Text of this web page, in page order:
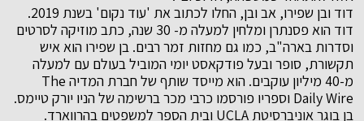
דוד ובן שפירו, אב ובן, החלו לכתוב את 'עוד נקום' בשנת 2019.
דוד הוא פסנתרן ומלחין למעלה מ- 30 שנה, כתב מוזיקה לסרטים
וסדרות בארה"ב, כמו גם מחזות זמר רבים. בן שפירו הוא איש
תקשורת, סופר ובעל פודקאסט יומי המוביל בעולם עם למעלה
מ-40 מיליון עוקבים. הוא מייסד שותף של חברת המדיה The
Daily Wire וספריו פורסמו כרבי מכר ברשימה של הניו יורק טיימס.
בן בוגר אוניברסיטת UCLA ובית הספר למשפטים בהרווארד.